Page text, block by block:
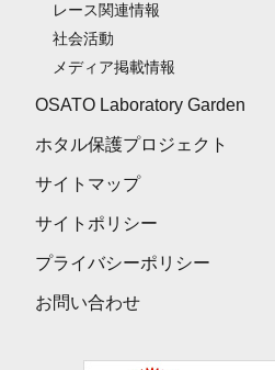
レース関連情報
社会活動
メディア掲載情報
OSATO Laboratory Garden
ホタル保護プロジェクト
サイトマップ
サイトポリシー
プライバシーポリシー
お問い合わせ